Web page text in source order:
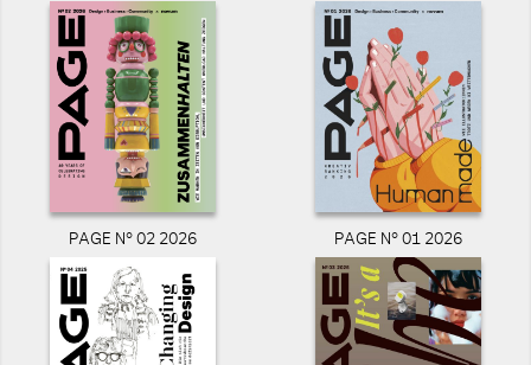
PAGE N° 02 2026 PAGE N° 01 2026